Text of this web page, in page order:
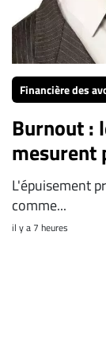
Financière des
Burnout :
mesurent
L'épuisement
comme...
il y a 7 heures